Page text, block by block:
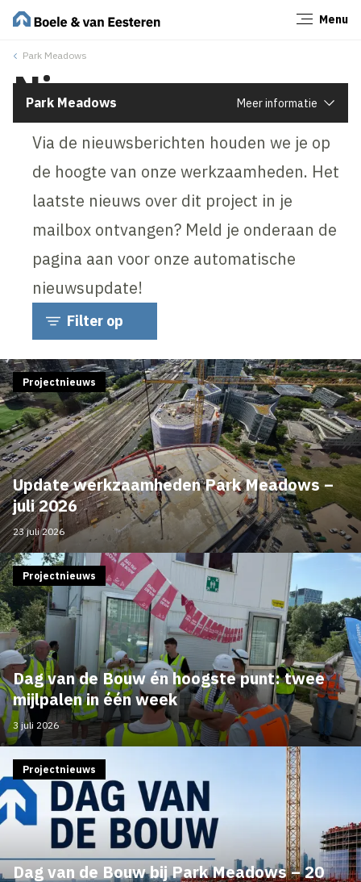
Menu
Park Meadows
Park Meadows Meer informatie
Nieuws
Via de nieuwsberichten houden we je op
de hoogte van onze werkzaamheden. Het
laatste nieuws over dit project in je
mailbox ontvangen? Meld je onderaan de
pagina aan voor onze automatische
nieuwsupdate!
Filter op
Update werkzaamheden Park Meadows –
juli 2026
Projectnieuws
23 juli 2026
Dag van de Bouw én hoogste punt: twee
mijlpalen in één week
Projectnieuws
3 juli 2026
Dag van de Bouw bij Park Meadows – 20
Projectnieuws
Sluiten